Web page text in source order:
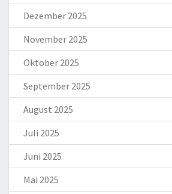
Dezember 2025
November 2025
Oktober 2025
September 2025
August 2025
Juli 2025
Juni 2025
Mai 2025